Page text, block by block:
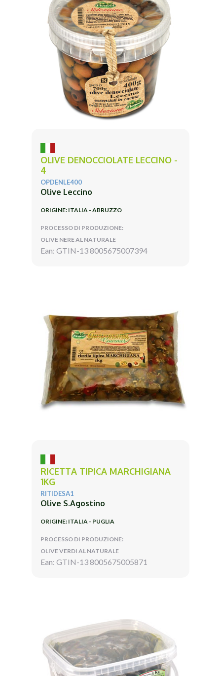
OLIVE DENOCCIOLATE LECCINO -
4
OPDENLE400
Olive Leccino
ORIGINE: ITALIA - ABRUZZO
PROCESSO DI PRODUZIONE:
OLIVE NERE AL NATURALE
Ean: GTIN-13 8005675007394
RICETTA TIPICA MARCHIGIANA
1KG
RITIDESA1
Olive S.Agostino
ORIGINE: ITALIA - PUGLIA
PROCESSO DI PRODUZIONE:
OLIVE VERDI AL NATURALE
Ean: GTIN-13 8005675005871